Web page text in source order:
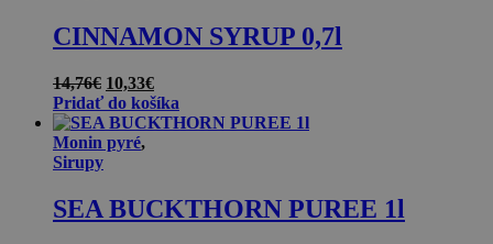
CINNAMON SYRUP 0,7l
14,76€ Pôvodná
cena
bola:
14,76€.
10,33€Aktuálna
cena
je:
Pridať do košíka
Monin pyré,
Sirupy
SEA BUCKTHORN PUREE 1l